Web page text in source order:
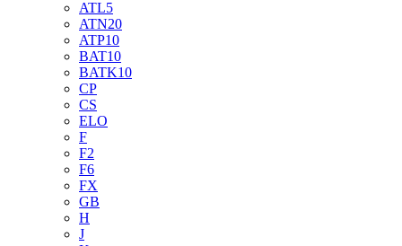
ATL5
ATN20
ATP10
BAT10
BATK10
CP
CS
ELO
F
F2
F6
FX
GB
H
J